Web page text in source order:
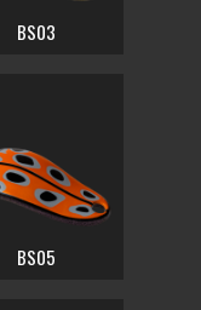
BS03
BS05